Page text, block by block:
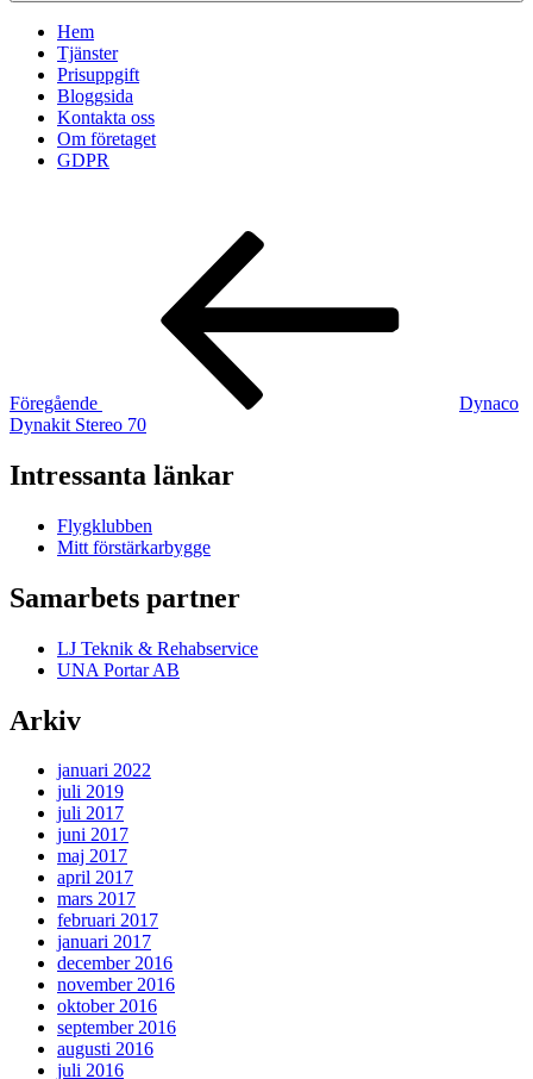
Hem
Tjänster
Prisuppgift
Bloggsida
Kontakta oss
Om företaget
GDPR
Inläggsnavigering
Föregående
Dynaco
Dynakit Stereo 70
Intressanta länkar
Flygklubben
Mitt förstärkarbygge
Samarbets partner
LJ Teknik & Rehabservice
UNA Portar AB
Arkiv
januari 2022
juli 2019
juli 2017
juni 2017
maj 2017
april 2017
mars 2017
februari 2017
januari 2017
december 2016
november 2016
oktober 2016
september 2016
augusti 2016
juli 2016